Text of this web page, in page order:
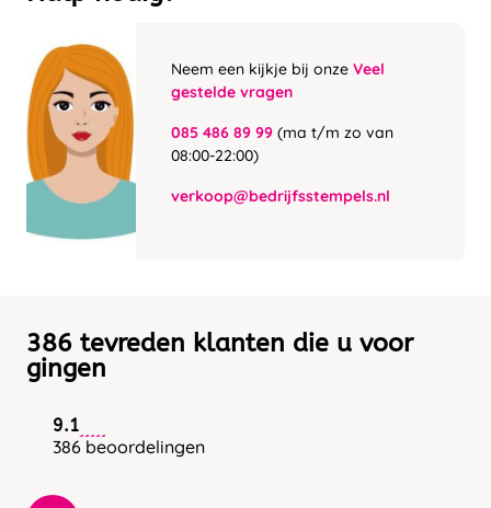
Neem een kijkje bij onze Veel
gestelde vragen
085 486 89 99 (ma t/m zo van
08:00-22:00)
verkoop@bedrijfsstempels.nl
386 tevreden klanten die u voor
gingen
9.1
386 beoordelingen